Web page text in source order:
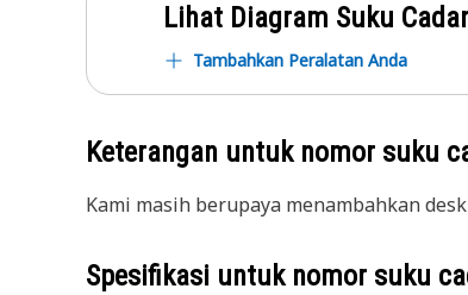
Lihat Diagram Suku
Tambahkan Peralatan Anda
Keterangan untuk nomor suku
Kami masih berupaya menambahkan
Spesifikasi untuk nomor suku